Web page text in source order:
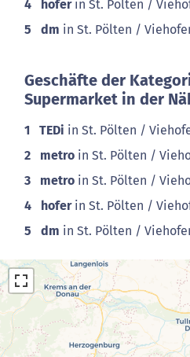
4 hoferin St. Pölten /
5 dm in St. Pölten /
Geschäfte der
Supermarket in der
1 TEDi in St. Pölten /
2 metro in St. Pölten /
3 metro in St. Pölten /
4 hoferin St. Pölten /
5 dm in St. Pölten /